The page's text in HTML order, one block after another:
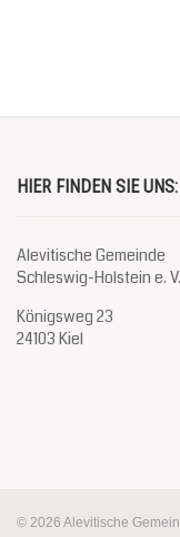
HIER FINDEN SIE UNS:
Alevitische Gemeinde
Schleswig-Holstein e. V.
Königsweg 23
24103 Kiel
© 2026 Alevitische